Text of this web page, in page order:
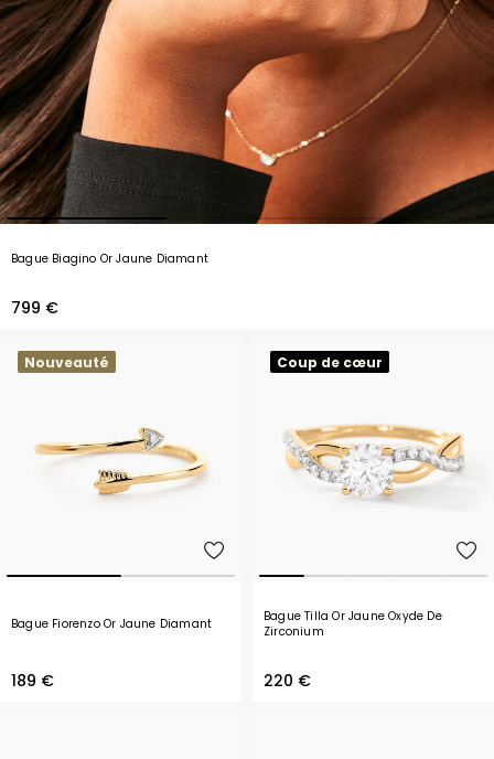
Bague Biagino Or Jaune Diamant
799 €
Nouveauté
Bague Fiorenzo Or Jaune Diamant
189 €
Coup de cœur
Bague Tilla Or Jaune Oxyde De
Zirconium
220 €